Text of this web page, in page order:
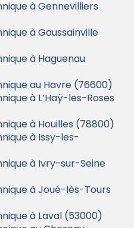
à Gennevilliers
à Goussainville
à Haguenau
au Havre (76600)
à L’Haÿ-les-Roses
à Houilles (78800)
à Issy-les-
à Ivry-sur-Seine
à Joué-lès-Tours
à Laval (53000)